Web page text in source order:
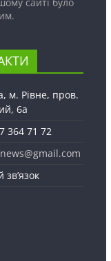
м. Рівне, пров.
6а
364 71 72
зв’язок